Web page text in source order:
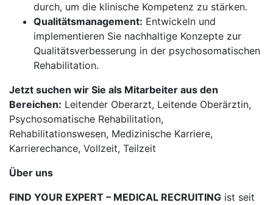
durch, um die klinische Kompetenz zu stärken.
Qualitätsmanagement: Entwickeln und
implementieren Sie nachhaltige Konzepte zur
Qualitätsverbesserung in der psychosomatischen
Rehabilitation.
Jetzt suchen wir Sie als Mitarbeiter aus den
Bereichen: Leitender Oberarzt, Leitende Oberärztin,
Psychosomatische Rehabilitation,
Rehabilitationswesen, Medizinische Karriere,
Karrierechance, Vollzeit, Teilzeit
Über uns
FIND YOUR EXPERT – MEDICAL RECRUITING ist seit